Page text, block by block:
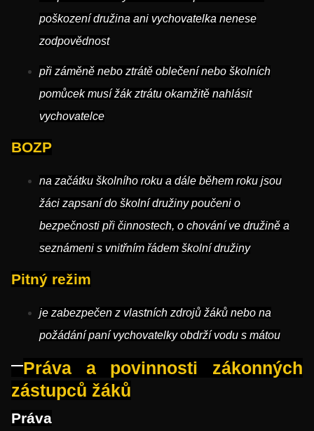
poškození družina ani vychovatelka nenese
zodpovědnost
při záměně nebo ztrátě oblečení nebo školních
pomůcek musí žák ztrátu okamžitě nahlásit
vychovatelce
BOZP
na začátku školního roku a dále během roku jsou
žáci zapsaní do školní družiny poučeni o
bezpečnosti při činnostech, o chování ve družině a
seznámeni s vnitřním řádem školní družiny
Pitný režim
je zabezpečen z vlastních zdrojů žáků nebo na
požádání paní vychovatelky obdrží vodu s mátou
Práva a povinnosti zákonných
zástupců žáků
Práva